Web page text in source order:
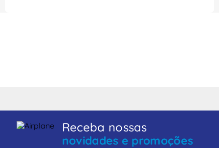
Receba nossas
novidades e promoções